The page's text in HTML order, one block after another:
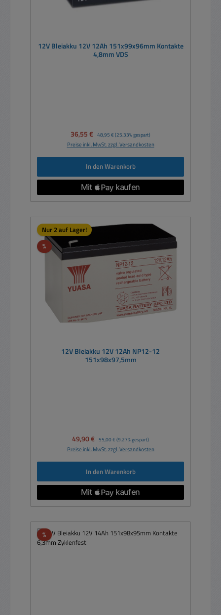
12V Bleiakku 12V 12Ah 151x99x96mm Kontakte
4,8mm VDS
Verkaufspreis:
36,55 € Regulärer Preis:
48,95 € (25.33% gespart)
Preise inkl. MwSt. zzgl. Versandkosten
In den Warenkorb
Nur 2 auf Lager!
%Rabatt
12V Bleiakku 12V 12Ah NP12-12
151x98x97,5mm
Verkaufspreis:
49,90 € Regulärer Preis:
55,00 € (9.27% gespart)
Preise inkl. MwSt. zzgl. Versandkosten
In den Warenkorb
%Rabatt